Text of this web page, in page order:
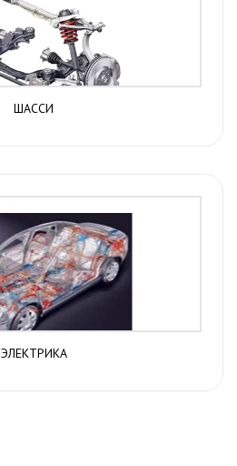
ШАССИ
ЭЛЕКТРИКА